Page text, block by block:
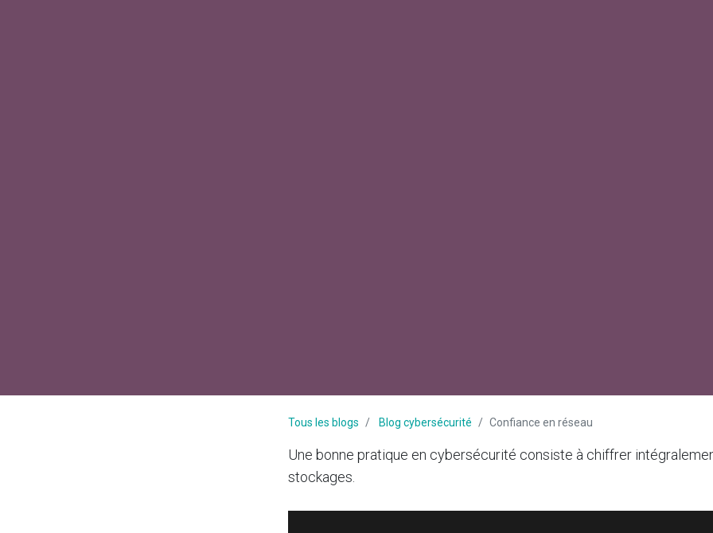
Tous les blogs Blog cybersécurité Confiance en réseau
Une bonne pratique en cybersécurité consiste à chiffrer
stockages.